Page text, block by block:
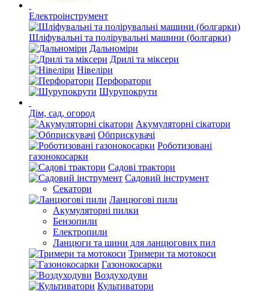
Електроінструмент
Шліфувальні та полірувальні машини (болгарки)
Дальноміри
Дрилі та міксери
Нівеліри
Перфоратори
Шурупокрути
Дім, сад, огород
Акумуляторні сікатори
Обприскувачі
Роботизовані
газонокосарки
Садові трактори
Садовий інструмент
Секатори
Ланцюгові пили
Акумуляторні пилки
Бензопили
Електропили
Ланцюги та шини для ланцюгових пил
Тримери та мотокоси
Газонокосарки
Воздуходуви
Культиватори